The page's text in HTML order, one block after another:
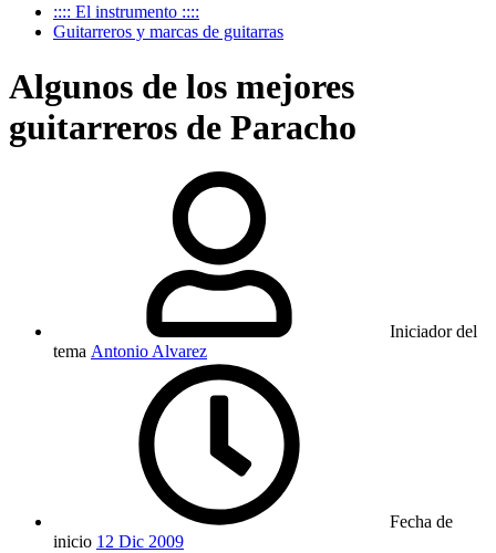
:::: El instrumento ::::
Guitarreros y marcas de guitarras
Algunos de los mejores
guitarreros de Paracho
Iniciador del
tema Antonio Alvarez
Fecha de
inicio 12 Dic 2009